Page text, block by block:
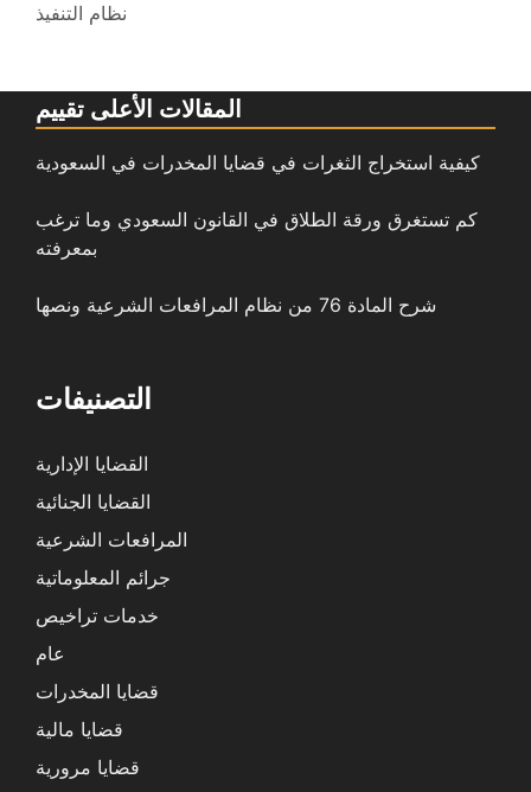
نظام التنفيذ
المقالات الأعلى تقييم
كيفية استخراج الثغرات في قضايا المخدرات في السعودية
كم تستغرق ورقة الطلاق في القانون السعودي وما ترغب
بمعرفته
شرح المادة 76 من نظام المرافعات الشرعية ونصها
التصنيفات
القضايا الإدارية
القضايا الجنائية
المرافعات الشرعية
جرائم المعلوماتية
خدمات تراخيص
عام
قضايا المخدرات
قضايا مالية
قضايا مرورية